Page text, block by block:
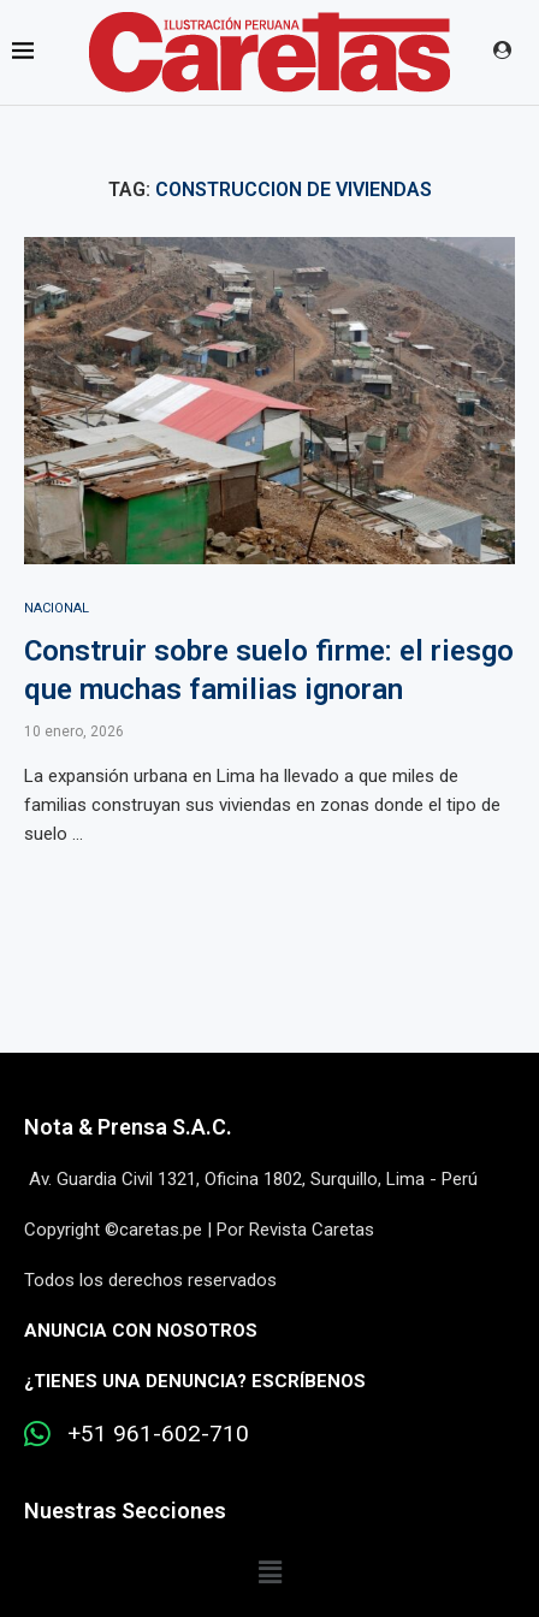
TAG: CONSTRUCCION DE VIVIENDAS
NACIONAL
Construir sobre suelo firme: el riesgo
que muchas familias ignoran
10 enero, 2026
La expansión urbana en Lima ha llevado a que miles de
familias construyan sus viviendas en zonas donde el tipo de
suelo ...
Nota & Prensa S.A.C.
Av. Guardia Civil 1321, Oficina 1802, Surquillo, Lima - Perú
Copyright ©caretas.pe | Por Revista Caretas
Todos los derechos reservados
ANUNCIA CON NOSOTROS
¿TIENES UNA DENUNCIA? ESCRÍBENOS
+51 961-602-710
Nuestras Secciones